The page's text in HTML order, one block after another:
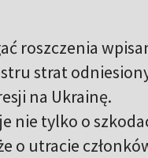
roszczenia
strat
na Ukrainę.
nie tylko o
o utracie